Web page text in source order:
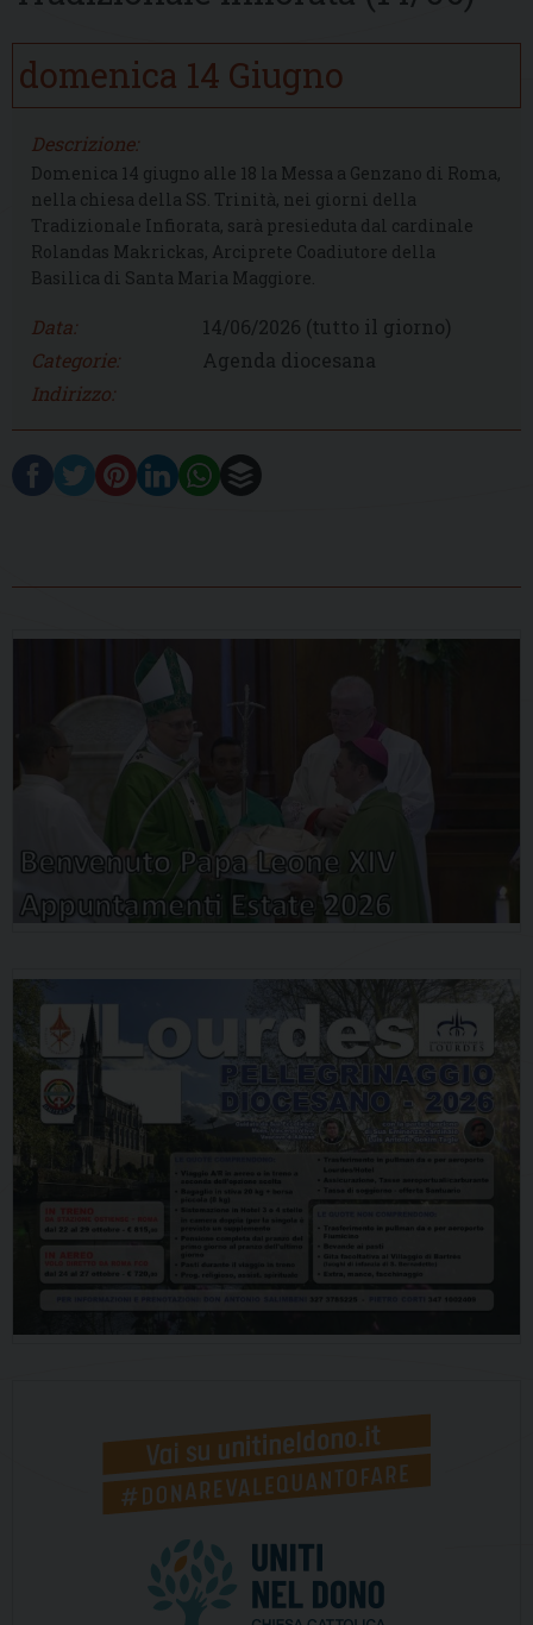
domenica 14 Giugno
Descrizione:
Domenica 14 giugno alle 18 la Messa a Genzano di Roma,
nella chiesa della SS. Trinità, nei giorni della
Tradizionale Infiorata, sarà presieduta dal cardinale
Rolandas Makrickas, Arciprete Coadiutore della
Basilica di Santa Maria Maggiore.
Data: 14/06/2026 (tutto il giorno)
Categorie:
Agenda diocesana
Indirizzo: